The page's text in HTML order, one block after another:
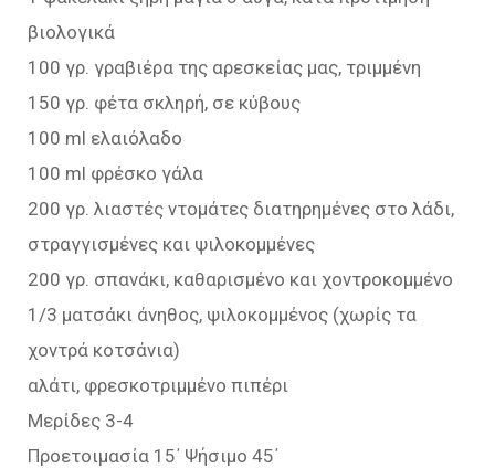
βιολογικά
100 γρ. γραβιέρα της αρεσκείας μας, τριμμένη
150 γρ. φέτα σκληρή, σε κύβους
100 ml ελαιόλαδο
100 ml φρέσκο γάλα
200 γρ. λιαστές ντομάτες διατηρημένες στο λάδι,
στραγγισμένες και ψιλοκομμένες
200 γρ. σπανάκι, καθαρισμένο και χοντροκομμένο
1/3 ματσάκι άνηθος, ψιλοκομμένος (χωρίς τα
χοντρά κοτσάνια)
αλάτι, φρεσκοτριμμένο πιπέρι
Μερίδες 3-4
Προετοιμασία 15΄ Ψήσιμο 45΄